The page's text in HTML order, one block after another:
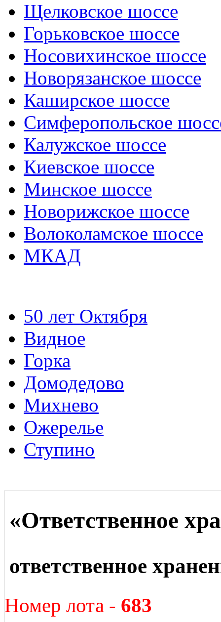
Щелковское шоссе
Горьковское шоссе
Носовихинское шоссе
Новорязанское шоссе
Каширское шоссе
Симферопольское
Калужское шоссе
Киевское шоссе
Минское шоссе
Новорижское шоссе
Волоколамское шоссе
МКАД
50 лет Октября
Видное
Горка
Домодедово
Михнево
Ожерелье
Ступино
«Ответственное
ответственное
Номер лота - 683